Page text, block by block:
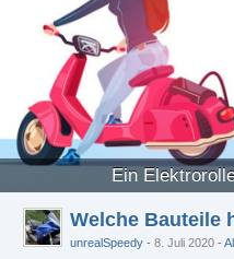
Ein
Welche Bauteile
unrealSpeedy 8. Juli 2020 -